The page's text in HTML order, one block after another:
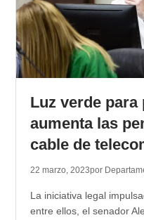
Luz verde para
aumenta las
cable de
22 marzo, 2023por
La iniciativa legal
entre ellos, el senador